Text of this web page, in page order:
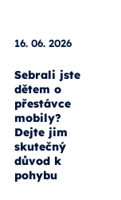
16. 06. 2026
Sebrali jste
dětem o
přestávce
mobily?
Dejte jim
skutečný
důvod k
pohybu